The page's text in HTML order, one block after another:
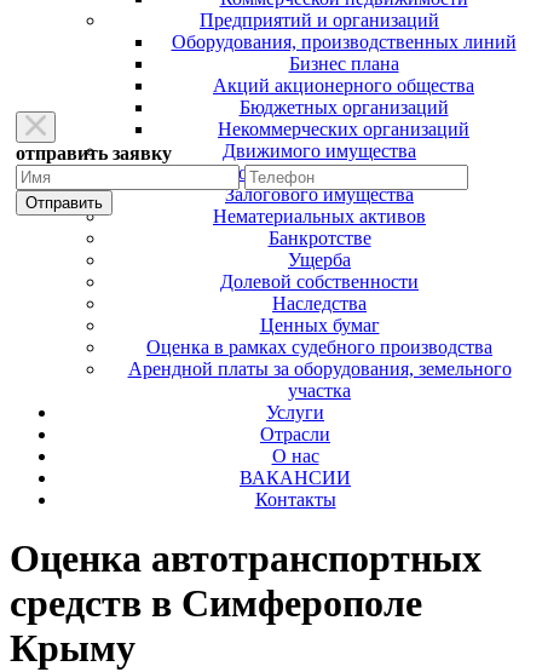
отправить заявку
Предприятий и организаций
Оборудования, производственных линий
Бизнес плана
Акций акционерного общества
Бюджетных организаций
Некоммерческих организаций
Движимого имущества
Автотранспортных средств
Залогового имущества
Нематериальных активов
Банкротстве
Ущерба
Долевой собственности
Наследства
Ценных бумаг
Оценка в рамках судебного производства
Арендной платы за оборудования, земельного
участка
Услуги
Отрасли
О нас
ВАКАНСИИ
Контакты
Оценка автотранспортных
средств в Симферополе
Крыму